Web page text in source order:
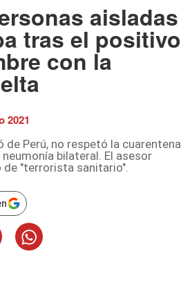
aisladas
tras el positivo
con la
2021
de Perú, no respetó la cuarentena
bilateral. El asesor
de "terrorista sanitario".